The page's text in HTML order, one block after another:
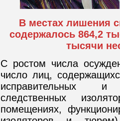
В местах лишения
содержалось 864,2
тысячи
С ростом числа
число лиц,
исправительных и
следственных
помещениях,